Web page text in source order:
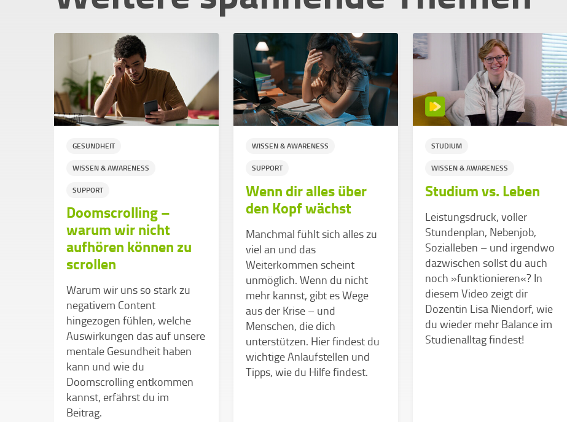
GESUNDHEIT
WISSEN & AWARENESS
SUPPORT
Doomscrolling –
warum wir nicht
aufhören können zu
scrollen
Warum wir uns so stark zu
negativem Content
hingezogen fühlen, welche
Auswirkungen das auf unsere
mentale Gesundheit haben
kann und wie du
Doomscrolling entkommen
kannst, erfährst du im
Beitrag.
WISSEN & AWARENESS
SUPPORT
Wenn dir alles über
den Kopf wächst
Manchmal fühlt sich alles zu
viel an und das
Weiterkommen scheint
unmöglich. Wenn du nicht
mehr kannst, gibt es Wege
aus der Krise – und
Menschen, die dich
unterstützen. Hier findest du
wichtige Anlaufstellen und
Tipps, wie du Hilfe findest.
STUDIUM
WISSEN & AWARENESS
Studium vs. Leben
Leistungsdruck, voller
Stundenplan, Nebenjob,
Sozialleben – und irgendwo
dazwischen sollst du auch
noch »funktionieren«? In
diesem Video zeigt dir
Dozentin Lisa Niendorf, wie
du wieder mehr Balance im
Studienalltag findest!